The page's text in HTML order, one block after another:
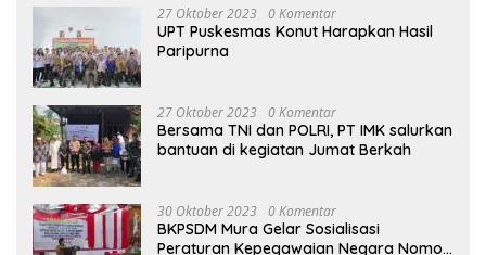
27 Oktober 2023 0 Komentar
UPT Puskesmas Konut Harapkan Hasil
Paripurna
27 Oktober 2023 0 Komentar
Bersama TNI dan POLRI, PT IMK salurkan
bantuan di kegiatan Jumat Berkah
30 Oktober 2023 0 Komentar
BKPSDM Mura Gelar Sosialisasi
Peraturan Kepegawaian Negara Nomor